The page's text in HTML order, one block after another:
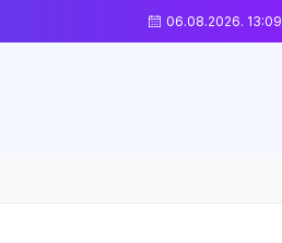
06.08.2026. 13:09